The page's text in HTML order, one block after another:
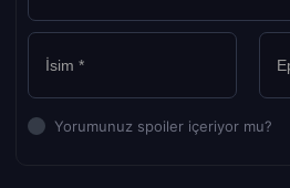
Yorumunuz spoiler içeriyor mu?